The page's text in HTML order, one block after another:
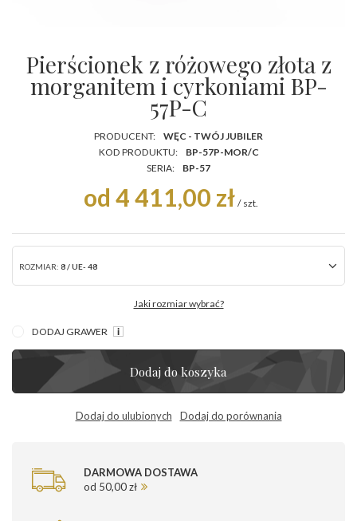
Pierścionek z różowego złota z
morganitem i cyrkoniami BP-
57P-C
PRODUCENT:
WĘC - TWÓJ JUBILER
KOD PRODUKTU:
BP-57P-MOR/C
SERIA:
BP-57
od 4 411,00 zł / szt.
ROZMIAR: 8 / UE- 48
Jaki rozmiar wybrać?
DODAJ GRAWER
Dodaj do koszyka
Dodaj do ulubionych Dodaj do porównania
DARMOWA DOSTAWA
od 50,00 zł